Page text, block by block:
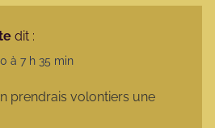
dit :
à 7 h 35 min
prendrais volontiers une